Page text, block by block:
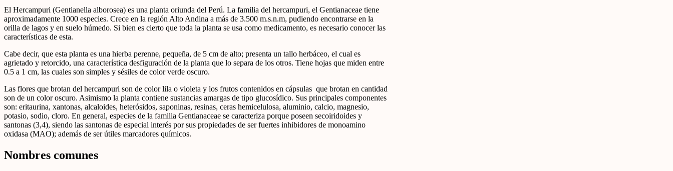
El Hercampuri (Gentianella alborosea) es una planta oriunda del Perú. La familia del hercampuri, el Gentianaceae tiene
aproximadamente 1000 especies. Crece en la región Alto Andina a más de 3.500 m.s.n.m, pudiendo encontrarse en la
orilla de lagos y en suelo húmedo. Si bien es cierto que toda la planta se usa como medicamento, es necesario conocer las
características de esta.
Cabe decir, que esta planta es una hierba perenne, pequeña, de 5 cm de alto; presenta un tallo herbáceo, el cual es
agrietado y retorcido, una característica desfiguración de la planta que lo separa de los otros. Tiene hojas que miden entre
0.5 a 1 cm, las cuales son simples y sésiles de color verde oscuro.
Las flores que brotan del hercampuri son de color lila o violeta y los frutos contenidos en cápsulas que brotan en cantidad
son de un color oscuro. Asimismo la planta contiene sustancias amargas de tipo glucosídico. Sus principales componentes
son: eritaurina, xantonas, alcaloides, heterósidos, saponinas, resinas, ceras hemicelulosa, aluminio, calcio, magnesio,
potasio, sodio, cloro. En general, especies de la familia Gentianaceae se caracteriza porque poseen secoiridoides y
santonas (3,4), siendo las santonas de especial interés por sus propiedades de ser fuertes inhibidores de monoamino
oxidasa (MAO); además de ser útiles marcadores químicos.
Nombres comunes